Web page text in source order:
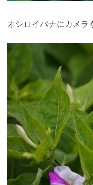
オシロイバナにカメラ